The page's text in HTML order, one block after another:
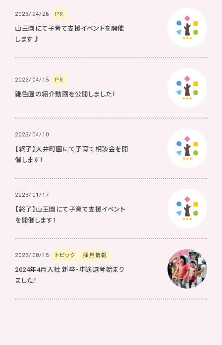
2023/04/26 PR
山王園にて子育て支援イベントを開催
します♪
2023/04/15 PR
雑色園の紹介動画を公開しました！
2023/04/10
【終了】大井町園にて子育て相談会を開
催します！
2023/01/17
【終了】山王園にて子育て支援イベント
を開催します！
2023/08/15 トピック 採用情報
2024年4月入社 新卒・中途選考始まり
ました！